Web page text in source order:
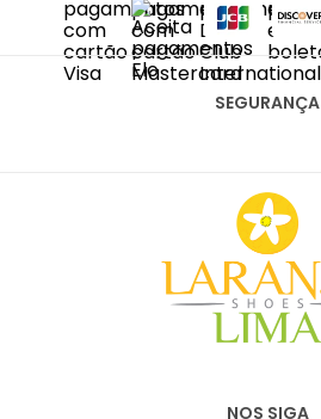
TROCAS E DEVOLUÇÕES
DIAS ÚTEIS DAS 10H ÀS 18H
SAC@LARANJALIMASHOES.COM.BR
(11) 2067-8100
SEGURANÇA
NOS SIGA